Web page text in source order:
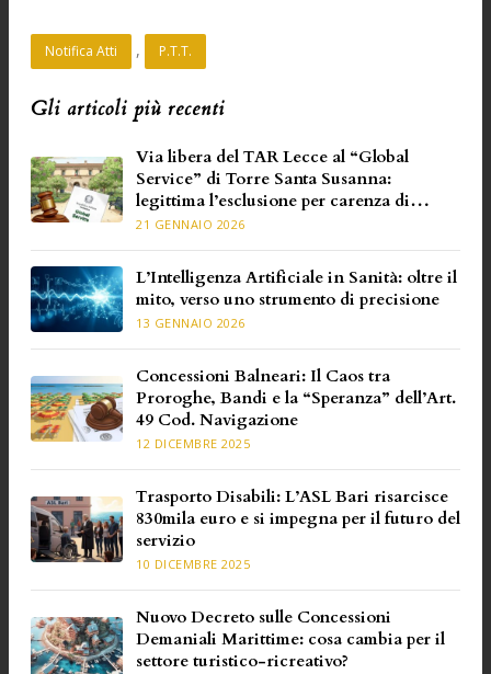
Notifica Atti , P.T.T.
Gli articoli più recenti
Via libera del TAR Lecce al “Global
Service” di Torre Santa Susanna:
legittima l’esclusione per carenza di
requisiti specifici
21 GENNAIO 2026
L’Intelligenza Artificiale in Sanità: oltre il
mito, verso uno strumento di precisione
13 GENNAIO 2026
Concessioni Balneari: Il Caos tra
Proroghe, Bandi e la “Speranza” dell’Art.
49 Cod. Navigazione
12 DICEMBRE 2025
Trasporto Disabili: L’ASL Bari risarcisce
830mila euro e si impegna per il futuro del
servizio
10 DICEMBRE 2025
Nuovo Decreto sulle Concessioni
Demaniali Marittime: cosa cambia per il
settore turistico-ricreativo?